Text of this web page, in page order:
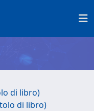
di libro)
di libro)